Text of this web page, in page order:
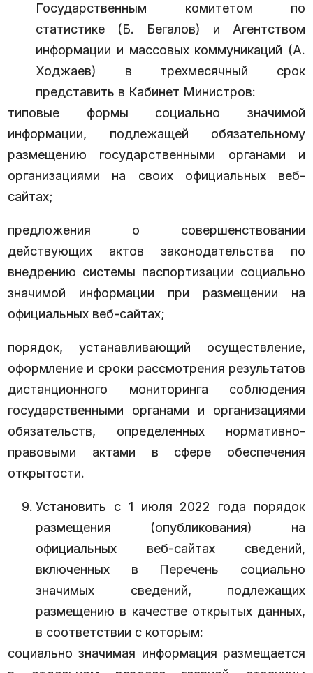
Государственным комитетом по
статистике (Б. Бегалов) и Агентством
информации и массовых коммуникаций (А.
Ходжаев) в трехмесячный срок
представить в Кабинет Министров:
типовые формы социально значимой
информации, подлежащей обязательному
размещению государственными органами и
организациями на своих официальных веб-
сайтах;
предложения о совершенствовании
действующих актов законодательства по
внедрению системы паспортизации социально
значимой информации при размещении на
официальных веб-сайтах;
порядок, устанавливающий осуществление,
оформление и сроки рассмотрения результатов
дистанционного мониторинга соблюдения
государственными органами и организациями
обязательств, определенных нормативно-
правовыми актами в сфере обеспечения
открытости.
Установить с 1 июля 2022 года порядок
размещения (опубликования) на
официальных веб-сайтах сведений,
включенных в Перечень социально
значимых сведений, подлежащих
размещению в качестве открытых данных,
в соответствии с которым:
социально значимая информация размещается